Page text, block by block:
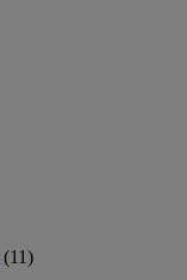
(11)